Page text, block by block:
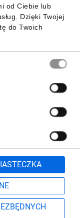
od Ciebie lub
Dzięki Twojej
do Twoich
61 600